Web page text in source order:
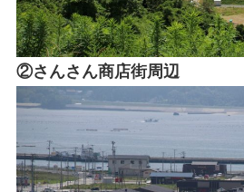
②さんさん商店街周辺